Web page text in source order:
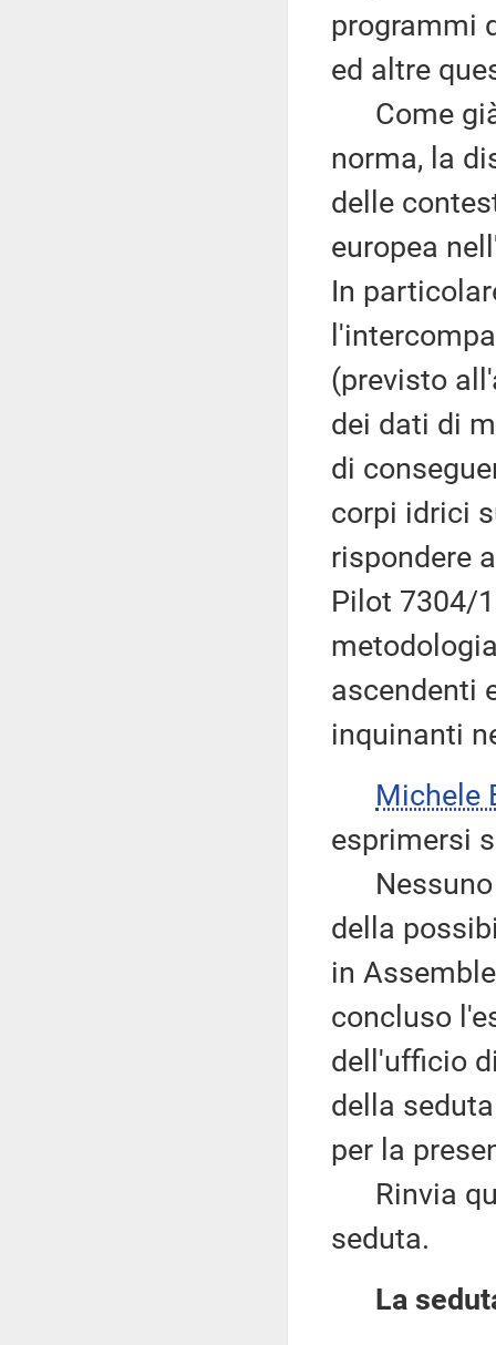
programmi
ed altre
Come già
norma, la
delle
europea
In
(previsto
dei dati di
di
corpi idrici
rispondere
Pilot 7304/
ascendenti
inquinanti
Michele
esprimersi
Nessuno
della
in
concluso
dell'ufficio
della
per la
Rinvia
seduta.
La